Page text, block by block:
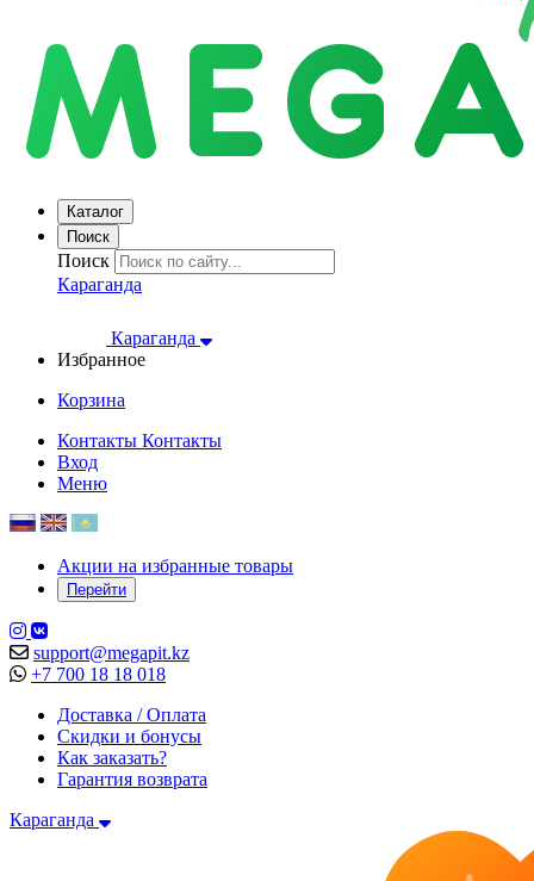
Каталог
Поиск
Поиск
Караганда
Караганда
Избранное
Корзина
Контакты Контакты
Вход
Меню
Акции на избранные товары
Перейти
support@megapit.kz
+7 700 18 18 018
Доставка / Оплата
Скидки и бонусы
Как заказать?
Гарантия возврата
Караганда